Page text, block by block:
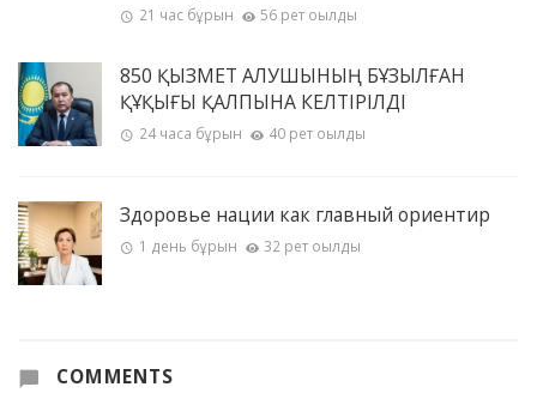
21 час бұрын 56 рет оқылды
850 ҚЫЗМЕТ АЛУШЫНЫҢ БҰЗЫЛҒАН
ҚҰҚЫҒЫ ҚАЛПЫНА КЕЛТІРІЛДІ
24 часа бұрын 40 рет оқылды
Здоровье нации как главный ориентир
1 день бұрын 32 рет оқылды
COMMENTS